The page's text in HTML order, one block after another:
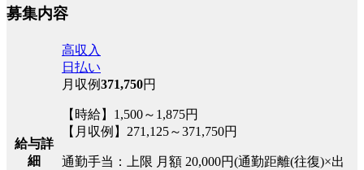
募集内容
給与詳
細
高収入
日払い
月収例371,750円
【時給】1,500～1,875円
【月収例】271,125～371,750円
通勤手当：上限 月額 20,000円(通勤距離(往復)×出